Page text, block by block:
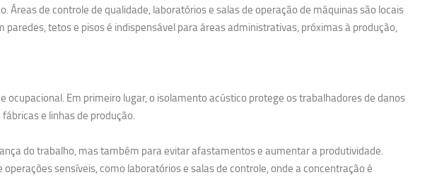
de controle de qualidade, laboratórios e salas de operação de máquinas são locais
tetos e pisos é indispensável para áreas administrativas, próximas à produção,
Em primeiro lugar, o isolamento acústico protege os trabalhadores de danos
e linhas de produção.
do trabalho, mas também para evitar afastamentos e aumentar a produtividade.
sensíveis, como laboratórios e salas de controle, onde a concentração é